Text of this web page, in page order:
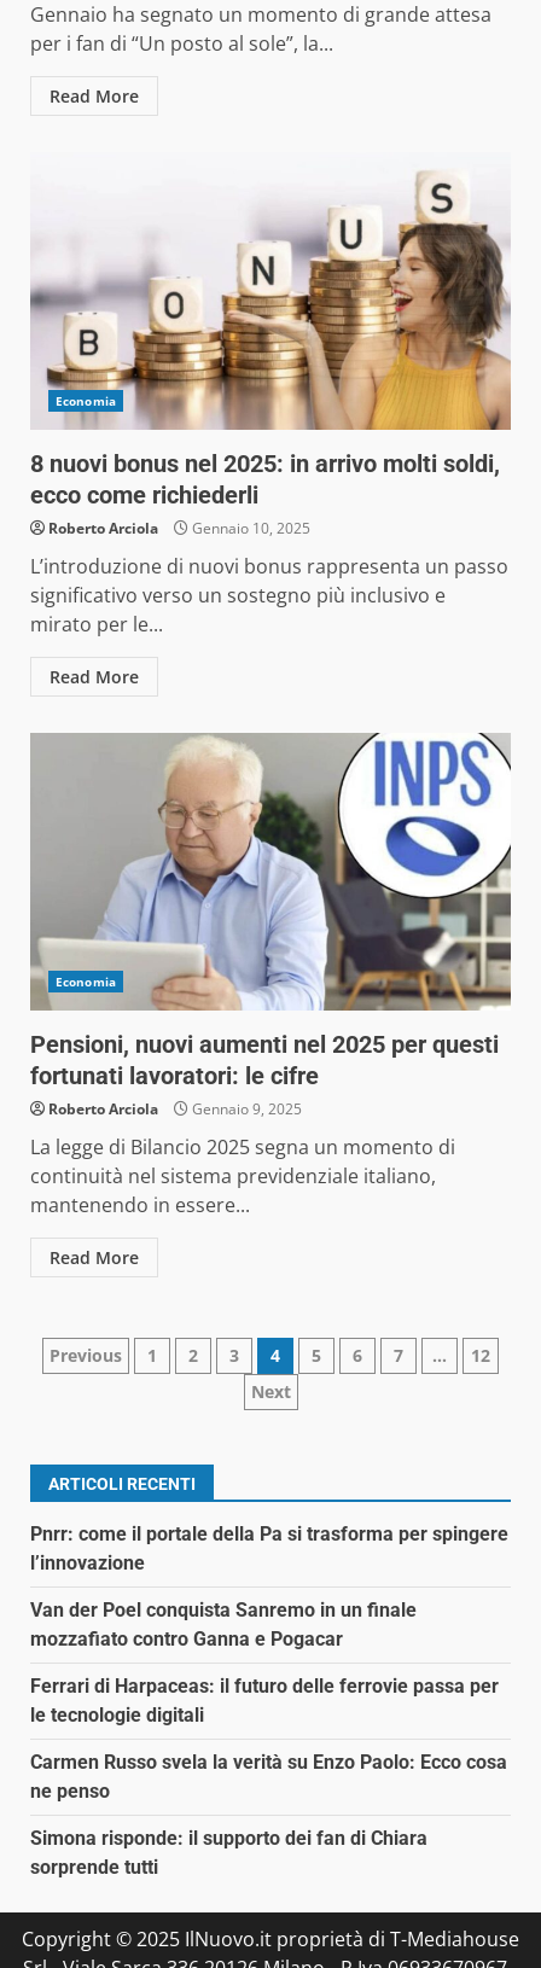
Gennaio ha segnato un momento di grande attesa
per i fan di “Un posto al sole”, la...
Read More
Economia
8 nuovi bonus nel 2025: in arrivo molti soldi,
ecco come richiederli
Roberto Arciola Gennaio 10, 2025
L’introduzione di nuovi bonus rappresenta un passo
significativo verso un sostegno più inclusivo e
mirato per le...
Read More
Economia
Pensioni, nuovi aumenti nel 2025 per questi
fortunati lavoratori: le cifre
Roberto Arciola Gennaio 9, 2025
La legge di Bilancio 2025 segna un momento di
continuità nel sistema previdenziale italiano,
mantenendo in essere...
Read More
Paginazione
articoli
Previous 1 2 3 4 5 6 7 …
12
Next
ARTICOLI RECENTI
Pnrr: come il portale della Pa si trasforma per spingere
l’innovazione
Van der Poel conquista Sanremo in un finale
mozzafiato contro Ganna e Pogacar
Ferrari di Harpaceas: il futuro delle ferrovie passa per
le tecnologie digitali
Carmen Russo svela la verità su Enzo Paolo: Ecco cosa
ne penso
Simona risponde: il supporto dei fan di Chiara
sorprende tutti
Copyright © 2025 IlNuovo.it proprietà di T-Mediahouse